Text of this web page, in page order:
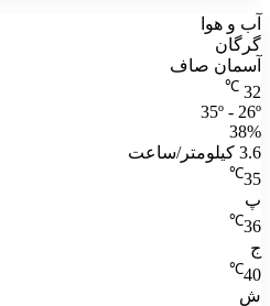
آب و هوا
گرگان
آسمان صاف
32
℃
35º - 26º
38%
3.6 کیلومتر/ساعت
35
℃
پ
36
℃
ج
40
℃
ش